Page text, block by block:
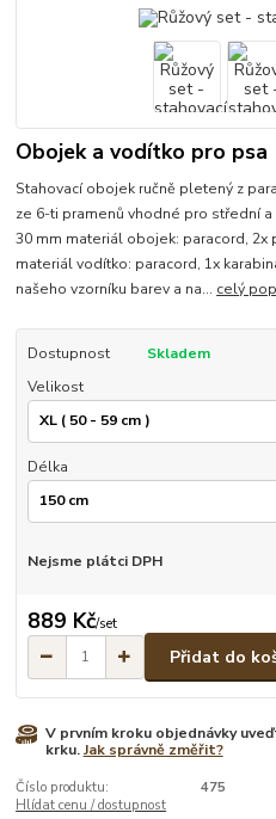
Obojek a vodítko pro psa
Stahovací obojek ručně pletený z
ze 6-ti pramenů vhodné pro střední
30 mm materiál obojek: paracord, 2x
materiál vodítko: paracord, 1x
našeho vzorníku barev a na... celý
Dostupnost
Skladem
Velikost
Délka
Nejsme plátci DPH
889 Kč/set
Přidat do
V prvním kroku objednávky
krku.Jak správně změřit?
Číslo produktu:
475
Hlídat cenu / dostupnost